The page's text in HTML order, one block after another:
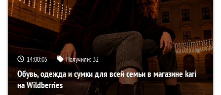
14:00:04 Получили: 32
Обувь, одежда и сумки для всей семьи в магазине kari
на Wildberries